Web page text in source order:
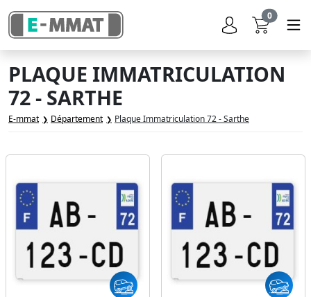
0
PLAQUE IMMATRICULATION
72 - SARTHE
E-mmat Département Plaque Immatriculation 72 - Sarthe